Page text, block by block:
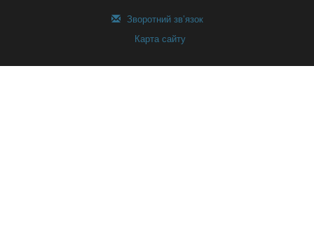
Зворотний зв’язок
Карта сайту